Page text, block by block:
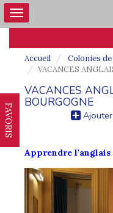
Toggle
navigation
FAVORIS
Accueil Colonies
VACANCES
VACANCES
BOURGOGNE
Ajouter
Apprendre l'anglais